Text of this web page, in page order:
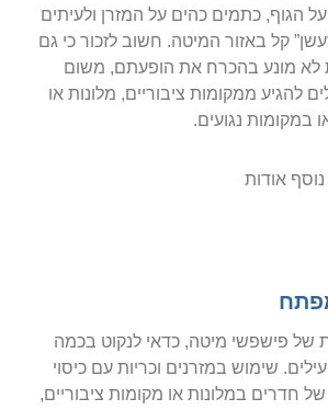
הגוף, כתמים כהים על המזרן ולעיתים
קל באזור המיטה. חשוב לזכור כי גם
לא מונע בהכרח את הופעתם, משום
להגיע ממקומות ציבוריים, מלונות או
במקומות נגועים.
נוסף אודות
של פישפשי מיטה, כדאי לנקוט בכמה
שימוש במזרנים וכריות עם כיסוי
חדרים במלונות או מקומות ציבוריים,